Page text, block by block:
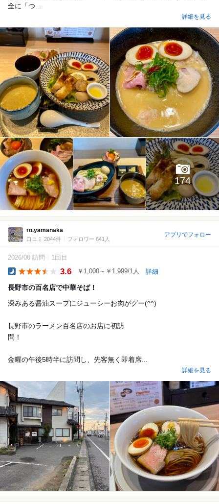
全に「つ...
詳細を見る
174
ro.yamanaka
口コミ 2044件 フォロワー 641人
アプリでフォロー
2026/08 訪問 1回目
3.6 ￥1,000～￥1,999/1人 詳細
長野市の百名店で中華そば！
深みある醤油スープにジューシーお肉がグー(^^)
長野市のラーメン百名店のお店に初訪
問！
金曜の午後5時半に訪問し、先客無く即着席...
詳細を見る